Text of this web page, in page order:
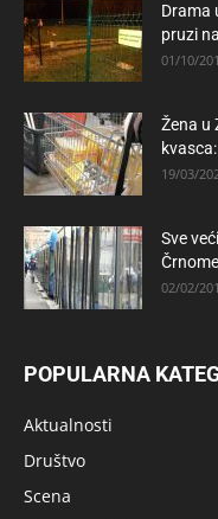
Drama
pruzi
01/10/
Žena u
19/03/
Sve
02/02/
POPULARNA
Aktualnosti
Društvo
Scena